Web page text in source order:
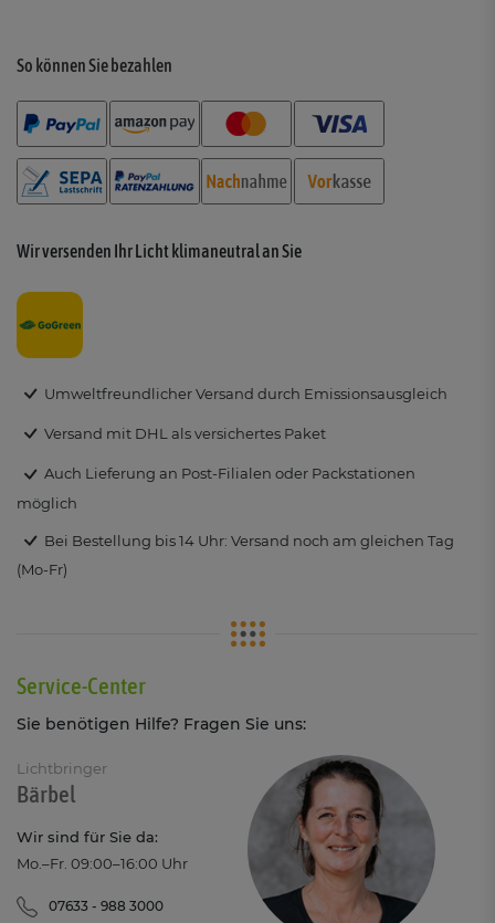
So können Sie bezahlen
Wir versenden Ihr Licht klimaneutral an Sie
Umweltfreundlicher Versand durch Emissionsausgleich
Versand mit DHL als versichertes Paket
Auch Lieferung an Post-Filialen oder Packstationen
möglich
Bei Bestellung bis 14 Uhr: Versand noch am gleichen Tag
(Mo-Fr)
Service-Center
Sie benötigen Hilfe? Fragen Sie uns:
Lichtbringer
Bärbel
Wir sind für Sie da:
Mo.–Fr. 09:00–16:00 Uhr
07633 - 988 3000